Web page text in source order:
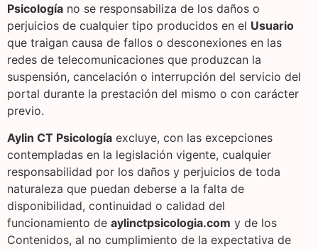
Psicología no se responsabiliza de los daños o
perjuicios de cualquier tipo producidos en el Usuario
que traigan causa de fallos o desconexiones en las
redes de telecomunicaciones que produzcan la
suspensión, cancelación o interrupción del servicio del
portal durante la prestación del mismo o con carácter
previo.
Aylin CT Psicología excluye, con las excepciones
contempladas en la legislación vigente, cualquier
responsabilidad por los daños y perjuicios de toda
naturaleza que puedan deberse a la falta de
disponibilidad, continuidad o calidad del
funcionamiento de aylinctpsicologia.com y de los
Contenidos, al no cumplimiento de la expectativa de